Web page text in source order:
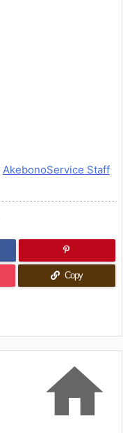
AkebonoService Staff
Copy
